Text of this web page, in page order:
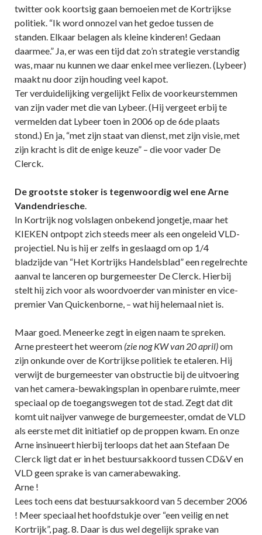
twitter ook koortsig gaan bemoeien met de Kortrijkse
politiek. “Ik word onnozel van het gedoe tussen de
standen. Elkaar belagen als kleine kinderen! Gedaan
daarmee.” Ja, er was een tijd dat zo’n strategie verstandig
was, maar nu kunnen we daar enkel mee verliezen. (Lybeer)
maakt nu door zijn houding veel kapot.
Ter verduidelijking vergelijkt Felix de voorkeurstemmen
van zijn vader met die van Lybeer. (Hij vergeet erbij te
vermelden dat Lybeer toen in 2006 op de 6de plaats
stond.) En ja, “met zijn staat van dienst, met zijn visie, met
zijn kracht is dit de enige keuze” – die voor vader De
Clerck.
De grootste stoker is tegenwoordig wel ene Arne
Vandendriesche.
In Kortrijk nog volslagen onbekend jongetje, maar het
KIEKEN ontpopt zich steeds meer als een ongeleid VLD-
projectiel. Nu is hij er zelfs in geslaagd om op 1/4
bladzijde van “Het Kortrijks Handelsblad” een regelrechte
aanval te lanceren op burgemeester De Clerck. Hierbij
stelt hij zich voor als woordvoerder van minister en vice-
premier Van Quickenborne, – wat hij helemaal niet is.
Maar goed. Meneerke zegt in eigen naam te spreken.
Arne presteert het weerom (zie nog KW van 20 april)om
zijn onkunde over de Kortrijkse politiek te etaleren. Hij
verwijt de burgemeester van obstructie bij de uitvoering
van het camera-bewakingsplan in openbare ruimte, meer
speciaal op de toegangswegen tot de stad. Zegt dat dit
komt uit naijver vanwege de burgemeester, omdat de VLD
als eerste met dit initiatief op de proppen kwam. En onze
Arne insinueert hierbij terloops dat het aan Stefaan De
Clerck ligt dat er in het bestuursakkoord tussen CD&V en
VLD geen sprake is van camerabewaking.
Arne !
Lees toch eens dat bestuursakkoord van 5 december 2006
! Meer speciaal het hoofdstukje over “een veilig en net
Kortrijk”, pag. 8. Daar is dus wel degelijk sprake van